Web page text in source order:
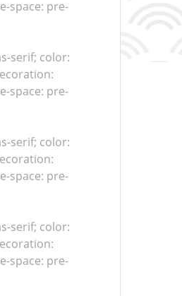
space: pre-
serif; color:
space: pre-
serif; color:
space: pre-
serif; color:
space: pre-